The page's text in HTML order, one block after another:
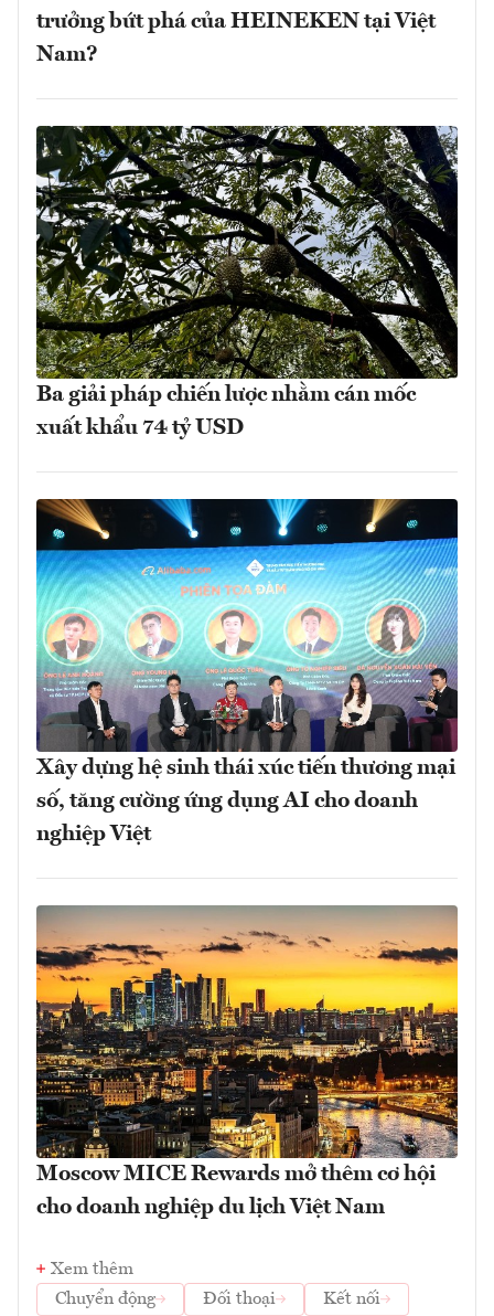
trưởng bứt phá của HEINEKEN tại Việt
Nam?
Ba giải pháp chiến lược nhằm cán mốc
xuất khẩu 74 tỷ USD
Xây dựng hệ sinh thái xúc tiến thương mại
số, tăng cường ứng dụng AI cho doanh
nghiệp Việt
Moscow MICE Rewards mở thêm cơ hội
cho doanh nghiệp du lịch Việt Nam
Xem thêm
Chuyển động
Đối thoại
Kết nối